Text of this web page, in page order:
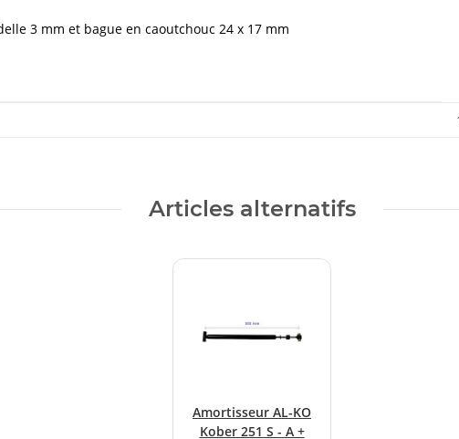
3 mm et bague en caoutchouc 24 x 17 mm
Articles alternatifs
Amortisseur AL-KO
Kober 251 S - A +